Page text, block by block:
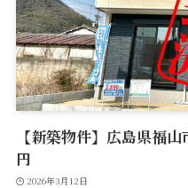
【新築物件】広島県
円
2026年3月12日